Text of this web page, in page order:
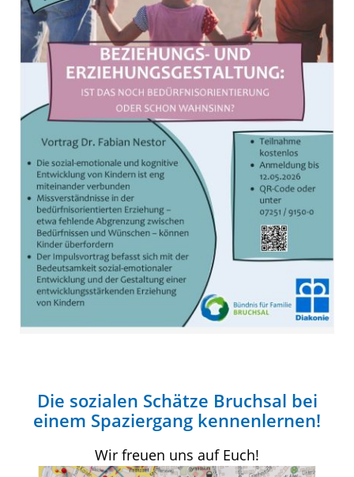
Die sozialen Schätze Bruchsal bei
einem Spaziergang kennenlernen!
Wir freuen uns auf Euch!